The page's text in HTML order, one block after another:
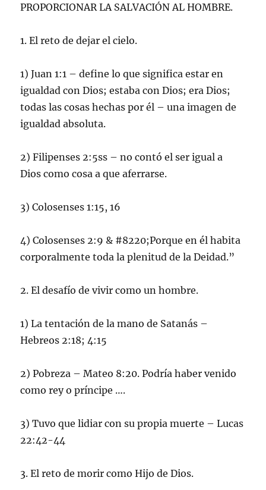
PROPORCIONAR LA SALVACIÓN AL HOMBRE.
1. El reto de dejar el cielo.
1) Juan 1:1 – define lo que significa estar en
igualdad con Dios; estaba con Dios; era Dios;
todas las cosas hechas por él – una imagen de
igualdad absoluta.
2) Filipenses 2:5ss – no contó el ser igual a
Dios como cosa a que aferrarse.
3) Colosenses 1:15, 16
4) Colosenses 2:9 & #8220;Porque en él habita
corporalmente toda la plenitud de la Deidad.”
2. El desafío de vivir como un hombre.
1) La tentación de la mano de Satanás –
Hebreos 2:18; 4:15
2) Pobreza – Mateo 8:20. Podría haber venido
como rey o príncipe ….
3) Tuvo que lidiar con su propia muerte – Lucas
22:42-44
3. El reto de morir como Hijo de Dios.